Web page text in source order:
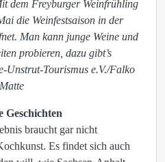
dem Freyburger Weinfrühling
die Weinfestsaison in der
Man kann junge Weine und
probieren, dazu gibt’s
Unstrut-Tourismus e.V./Falko
Matte
Geschichten
braucht gar nicht
Es findet sich auch